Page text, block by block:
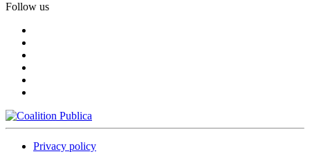
Follow us
Privacy policy